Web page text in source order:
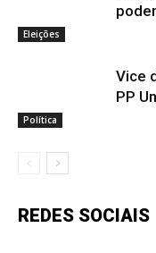
Eleições
Política
Vice
PP
REDES SOCIAIS